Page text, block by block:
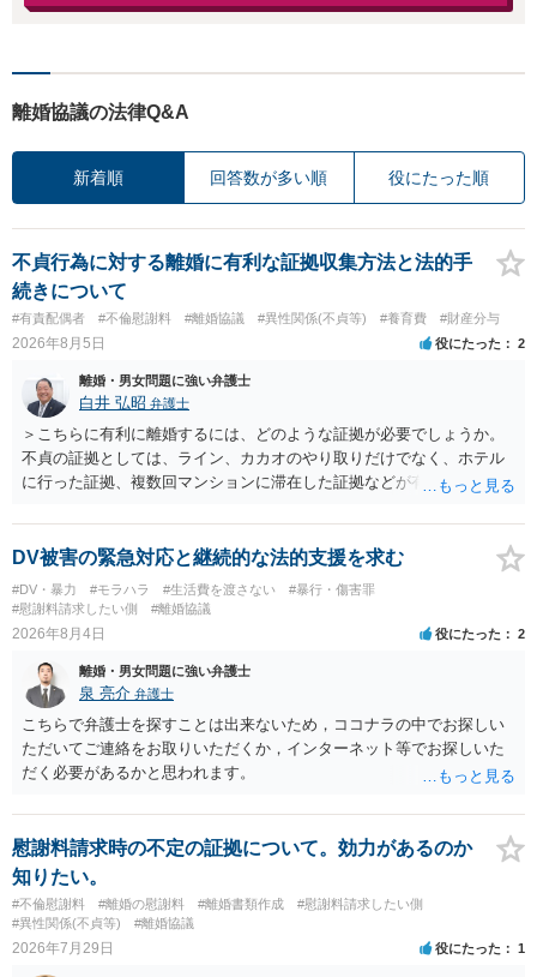
離婚協議の法律Q&A
新着順 回答数が多い順 役にたった順
不貞行為に対する離婚に有利な証拠収集方法と法的手
続きについて
#有責配偶者 #不倫慰謝料 #離婚協議 #異性関係(不貞等) #養育費 #財産分与
2026年8月5日 役にたった 2
離婚・男女問題に強い弁護士
白井 弘昭 弁護士
＞こちらに有利に離婚するには、どのような証拠が必要でしょうか。
不貞の証拠としては、ライン、カカオのやり取りだけでなく、ホテル
に行った証拠、複数回マンションに滞在した証拠などが有効です。 不
婚する、慰謝料をとるなど）ことができると思われます。 ただし、不
貞発覚後、長期間同居を続けると、不貞を許したとの評価につながる
DV被害の緊急対応と継続的な法的支援を求む
#DV・暴力 #モラハラ #生活費を渡さない
#暴行・傷害罪
#慰謝料請求したい側
#離婚協議
2026年8月4日 役にたった 2
離婚・男女問題に強い弁護士
泉 亮介 弁護士
こちらで弁護士を探すことは出来ないため，ココナラの中でお探しい
ただいてご連絡をお取りいただくか，インターネット等でお探しいた
だく必要があるかと思われます。
慰謝料請求時の不定の証拠について。効力があるのか
知りたい。
#不倫慰謝料 #離婚の慰謝料 #離婚書類作成
#慰謝料請求したい側
#異性関係(不貞等)
#離婚協議
2026年7月29日 役にたった 1